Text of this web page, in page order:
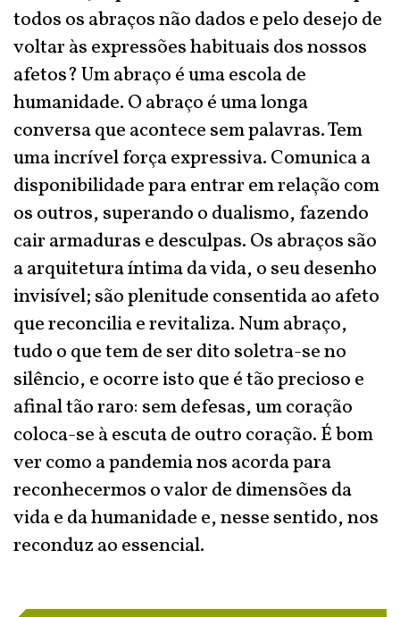
todos os abraços não dados e pelo desejo de
voltar às expressões habituais dos nossos
afetos? Um abraço é uma escola de
humanidade. O abraço é uma longa
conversa que acontece sem palavras. Tem
uma incrível força expressiva. Comunica a
disponibilidade para entrar em relação com
os outros, superando o dualismo, fazendo
cair armaduras e desculpas. Os abraços são
a arquitetura íntima da vida, o seu desenho
invisível; são plenitude consentida ao afeto
que reconcilia e revitaliza. Num abraço,
tudo o que tem de ser dito soletra-se no
silêncio, e ocorre isto que é tão precioso e
afinal tão raro: sem defesas, um coração
coloca-se à escuta de outro coração. É bom
ver como a pandemia nos acorda para
reconhecermos o valor de dimensões da
vida e da humanidade e, nesse sentido, nos
reconduz ao essencial.